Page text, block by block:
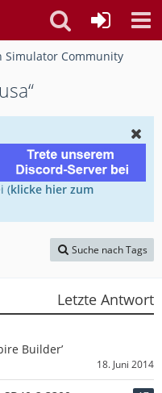
Simulator Community
(klicke hier zum
Suche nach Tags
Letzte Antwort
Builder’
18. Juni 2014